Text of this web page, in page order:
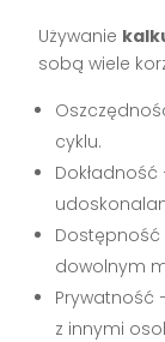
Używanie
sobą wiele
cyklu.
Dostępność
dowolnym
Prywatność
z innymi